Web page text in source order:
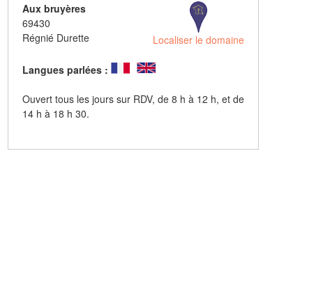
Aux bruyères
69430
Régnié Durette
Localiser le domaine
Langues parlées :
Ouvert tous les jours sur RDV, de 8 h à 12 h, et de
14 h à 18 h 30.